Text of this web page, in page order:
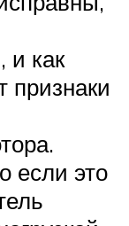
и как
признаки
если это